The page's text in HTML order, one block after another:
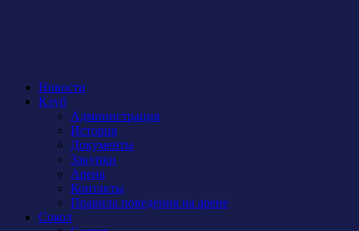
Новости
Клуб
Администрация
История
Документы
Закупки
Арена
Контакты
Правила поведения на арене
Сокол